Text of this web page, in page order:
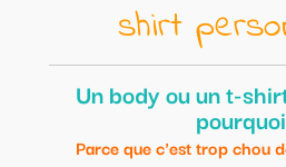
shirt
Un body ou un t-
Parce que c'est trop chou